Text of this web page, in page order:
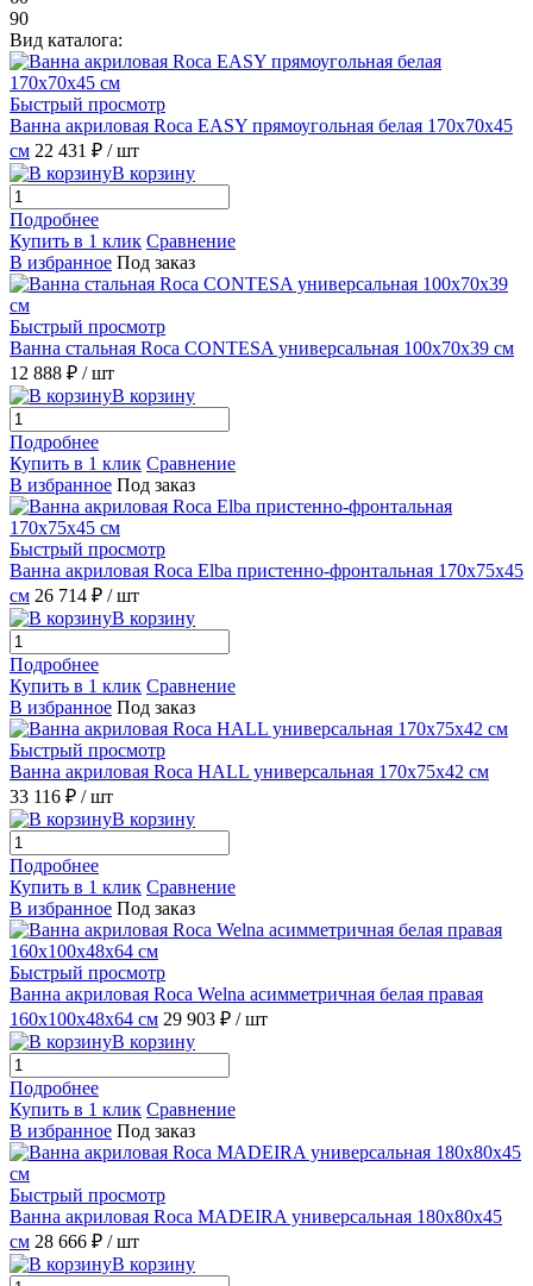
90
Вид каталога:
Быстрый просмотр
Ванна акриловая Roca EASY прямоугольная белая 170x70x45
см 22 431 ₽ / шт
В корзину
Подробнее
Купить в 1 клик Сравнение
В избранное Под заказ
Быстрый просмотр
Ванна стальная Roca CONTESA универсальная 100x70x39 см
12 888 ₽ / шт
В корзину
Подробнее
Купить в 1 клик Сравнение
В избранное Под заказ
Быстрый просмотр
Ванна акриловая Roca Elba пристенно-фронтальная 170x75x45
см 26 714 ₽ / шт
В корзину
Подробнее
Купить в 1 клик Сравнение
В избранное Под заказ
Быстрый просмотр
Ванна акриловая Roca HALL универсальная 170x75x42 см
33 116 ₽ / шт
В корзину
Подробнее
Купить в 1 клик Сравнение
В избранное Под заказ
Быстрый просмотр
Ванна акриловая Roca Welna асимметричная белая правая
160x100x48x64 см 29 903 ₽ / шт
В корзину
Подробнее
Купить в 1 клик Сравнение
В избранное Под заказ
Быстрый просмотр
Ванна акриловая Roca MADEIRA универсальная 180x80x45
см 28 666 ₽ / шт
В корзину